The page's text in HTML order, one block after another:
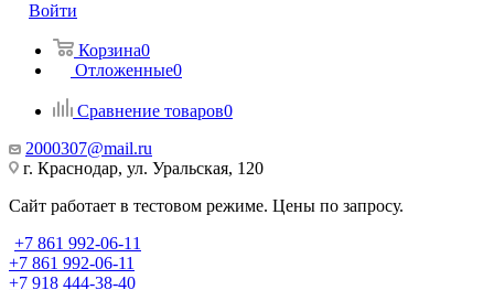
Войти
Корзина0
Отложенные0
Сравнение товаров0
2000307@mail.ru
г. Краснодар, ул. Уральская, 120
Сайт работает в тестовом режиме. Цены по запросу.
+7 861 992-06-11
+7 861 992-06-11
+7 918 444-38-40